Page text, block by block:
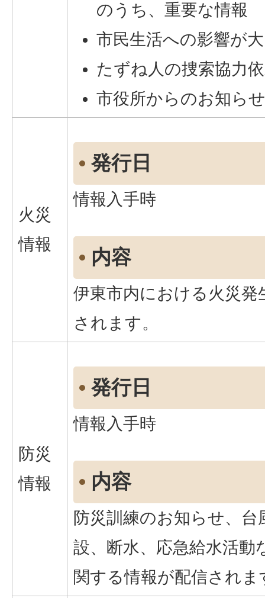
のうち、重要な情報
市民生活への影響が
たずね人の捜索協力
市役所からのお知ら
火災
情報
発行日
情報入手時
内容
伊東市内における火災発
されます。
防災
情報
発行日
情報入手時
内容
防災訓練のお知らせ、
設、断水、応急給水活動
関する情報が配信されま